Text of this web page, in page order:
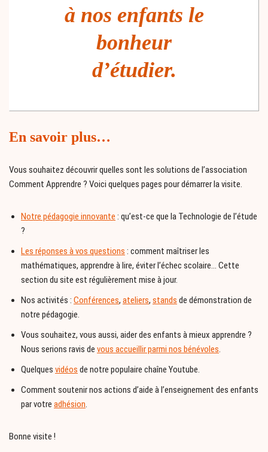
à nos enfants le
bonheur
d’étudier.
En savoir plus…
Vous souhaitez découvrir quelles sont les solutions de l’association
Comment Apprendre ? Voici quelques pages pour démarrer la visite.
Notre pédagogie innovante : qu’est-ce que la Technologie de l’étude
?
Les réponses à vos questions : comment maîtriser les
mathématiques, apprendre à lire, éviter l’échec scolaire… Cette
section du site est régulièrement mise à jour.
Nos activités : Conférences, ateliers, stands de démonstration de
notre pédagogie.
Vous souhaitez, vous aussi, aider des enfants à mieux apprendre ?
Nous serions ravis de vous accueillir parmi nos bénévoles.
Quelques vidéos de notre populaire chaîne Youtube.
Comment soutenir nos actions d’aide à l’enseignement des enfants
par votre adhésion.
Bonne visite !